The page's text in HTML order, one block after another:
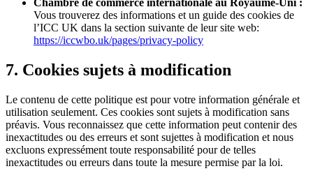
Vous trouverez des informations et un guide des cookies de
l’ICC UK dans la section suivante de leur site web:
https://iccwbo.uk/pages/privacy-policy
7. Cookies sujets à modification
Le contenu de cette politique est pour votre information générale et
utilisation seulement. Ces cookies sont sujets à modification sans
préavis. Vous reconnaissez que cette information peut contenir des
inexactitudes ou des erreurs et sont sujettes à modification et nous
excluons expressément toute responsabilité pour de telles
inexactitudes ou erreurs dans toute la mesure permise par la loi.